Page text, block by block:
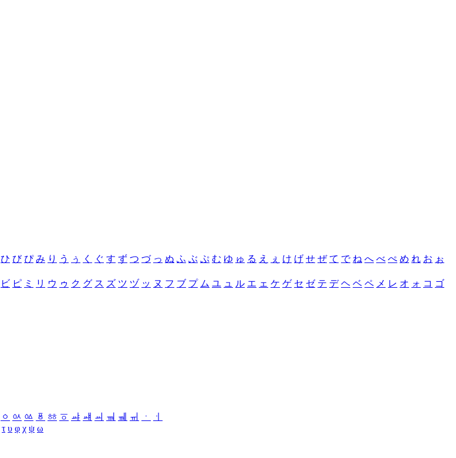
ひ び ぴ み り う ぅ く ぐ す ず つ づ っ ぬ ふ ぶ ぷ む ゆ ゅ る え ぇ け げ せ ぜ て で ね へ べ ぺ め れ お ぉ
ビ ピ ミ リ ウ ゥ ク グ ス ズ ツ ヅ ッ ヌ フ ブ プ ム ユ ュ ル エ ェ ケ ゲ セ ゼ テ デ ヘ ベ ペ メ レ オ ォ コ ゴ
ㆁ ㆂ ㆃ ㆄ ㆅ ㆆ ㆇ ㆈ ㆉ ㆊ ㆋ ㆌ ㆍ
ㆎ
τ υ φ χ ψ ω